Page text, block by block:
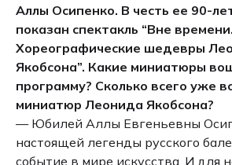
Аллы Осипенко. В честь ее 90-
показан спектакль “Вне времени.
Хореографические шедевры
Якобсона”. Какие миниатюры
программу? Сколько всего уже
миниатюр Леонида Якобсона?
— Юбилей Аллы Евгеньевны
настоящей легенды русского
событие в мире искусства. И для